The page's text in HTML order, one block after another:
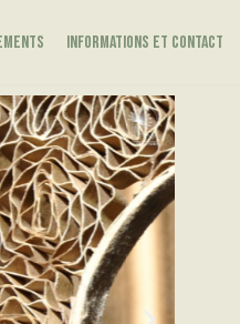
Informations et contact